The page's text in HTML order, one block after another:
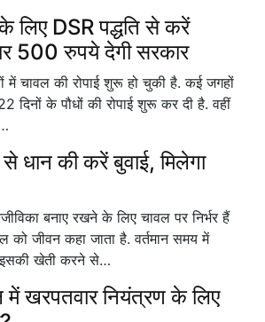
लिए DSR पद्धति से करें
500 रुपये देगी सरकार
में चावल की रोपाई शुरू हो चुकी है. कई जगहों
दिनों के पौधों की रोपाई शुरू कर दी है. वहीं
से धान की करें बुवाई, मिलेगा
बनाए रखने के लिए चावल पर निर्भर हैं
को जीवन कहा जाता है. वर्तमान समय में
इसकी खेती करने से…
खरपतवार नियंत्रण के लिए